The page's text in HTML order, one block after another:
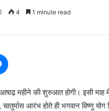
4 1 minute read
महीने की शुरुआत होगी। इसी माह में
चातुर्मास आरंभ होते ही भगवान विष्णु